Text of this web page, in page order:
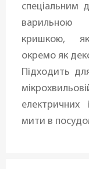
спеціальним
варильною
кришкою,
окремо як
Підходить
електричних
мити в